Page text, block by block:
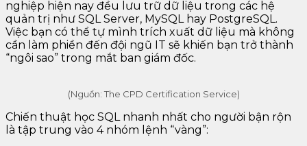
nghiệp hiện nay đều lưu trữ dữ liệu trong các hệ
quản trị như SQL Server, MySQL hay PostgreSQL.
Việc bạn có thể tự mình trích xuất dữ liệu mà không
cần làm phiền đến đội ngũ IT sẽ khiến bạn trở thành
“ngôi sao” trong mắt ban giám đốc.
(Nguồn: The CPD Certification Service)
Chiến thuật học SQL nhanh nhất cho người bận rộn
là tập trung vào 4 nhóm lệnh “vàng”: